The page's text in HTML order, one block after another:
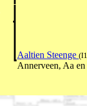
Aaltien Steenge
Annerveen, Aa